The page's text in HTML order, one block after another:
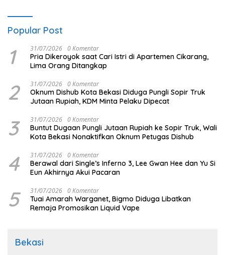
Popular Post
1 31/07/2026 0 Komentar
Pria Dikeroyok saat Cari Istri di Apartemen Cikarang,
Lima Orang Ditangkap
2 31/07/2026 0 Komentar
Oknum Dishub Kota Bekasi Diduga Pungli Sopir Truk
Jutaan Rupiah, KDM Minta Pelaku Dipecat
3 31/07/2026 0 Komentar
Buntut Dugaan Pungli Jutaan Rupiah ke Sopir Truk, Wali
Kota Bekasi Nonaktifkan Oknum Petugas Dishub
4 31/07/2026 0 Komentar
Berawal dari Single’s Inferno 3, Lee Gwan Hee dan Yu Si
Eun Akhirnya Akui Pacaran
5 31/07/2026 0 Komentar
Tuai Amarah Warganet, Bigmo Diduga Libatkan
Remaja Promosikan Liquid Vape
Bekasi